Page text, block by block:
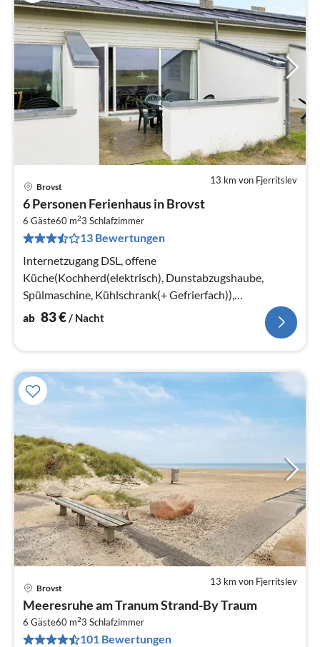
13 km von Fjerritslev
Brovst
6 Personen Ferienhaus in Brovst
6 Gäste60 m23 Schlafzimmer
13 Bewertungen
Internetzugang DSL, offene
Küche(Kochherd(elektrisch), Dunstabzugshaube,
Spülmaschine, Kühlschrank(+ Gefrierfach)),
Wohn-/Schlafzimmer(TV), Schlafzimmer(Doppelbett)
ab 83€ / Nacht
13 km von Fjerritslev
Brovst
Meeresruhe am Tranum Strand-By Traum
6 Gäste60 m23 Schlafzimmer
101 Bewertungen